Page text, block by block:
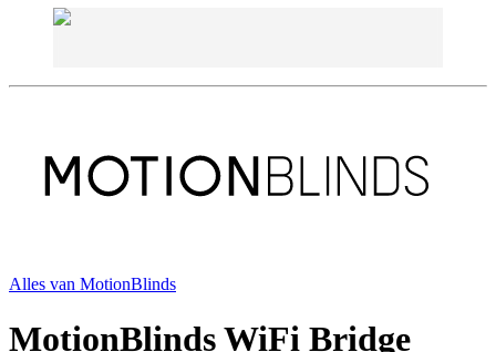
Alles van MotionBlinds
MotionBlinds WiFi Bridge